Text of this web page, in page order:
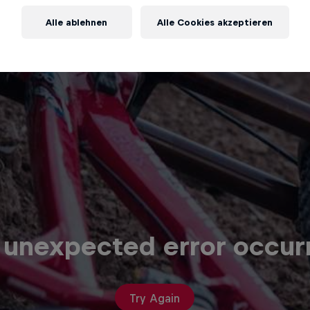
error
Try Again
Alle ablehnen Alle Cookies akzeptieren